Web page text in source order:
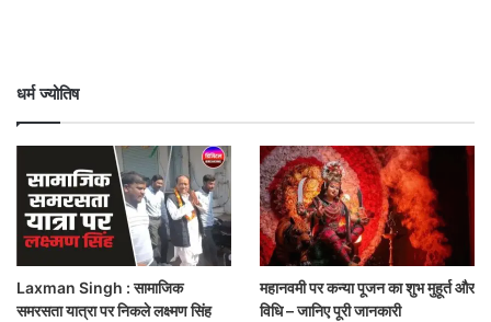
धर्म ज्योतिष
Laxman Singh : सामाजिक
समरसता यात्रा पर निकले लक्ष्मण सिंह
महानवमी पर कन्या पूजन का शुभ मुहूर्त और
विधि – जानिए पूरी जानकारी